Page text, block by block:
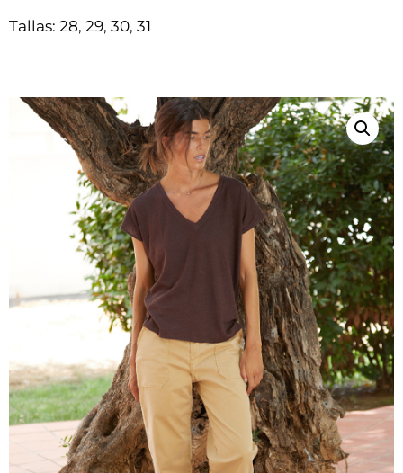
Tallas: 28, 29, 30, 31